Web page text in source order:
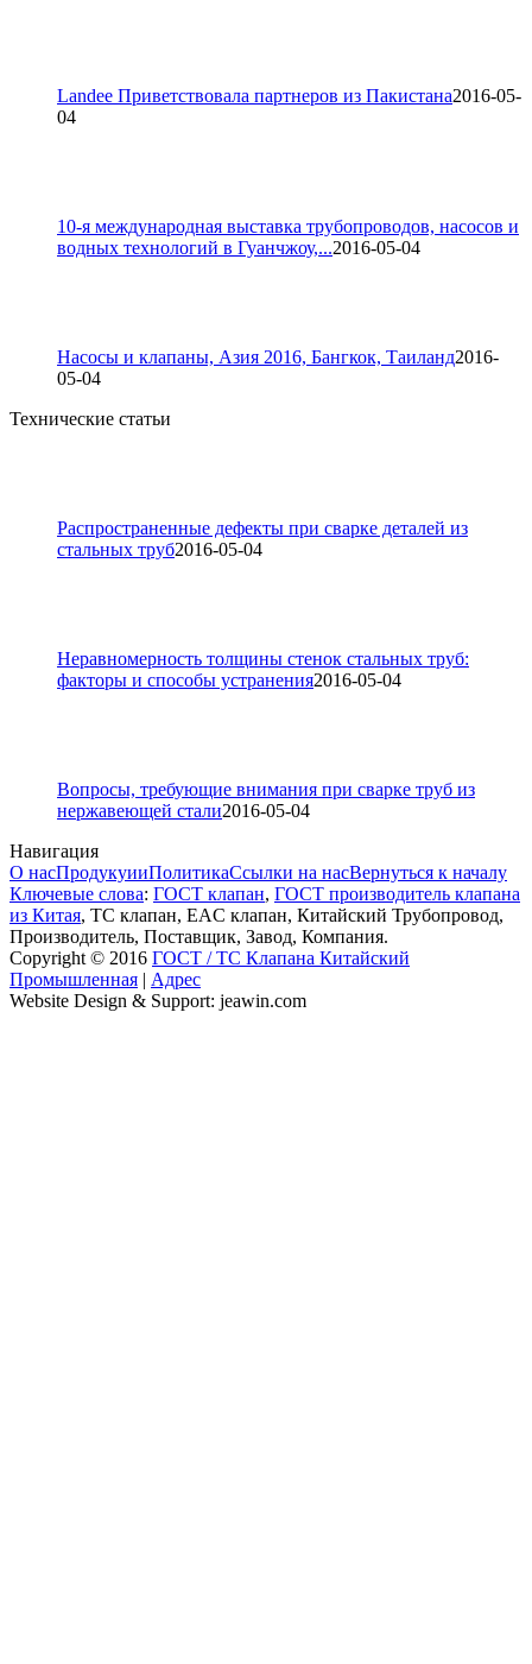
Landee Приветствовала партнеров из Пакистана2016-05-
04
10-я международная выставка трубопроводов, насосов и
водных технологий в Гуанчжоу,...2016-05-04
Насосы и клапаны, Азия 2016, Бангкок, Таиланд2016-
05-04
Технические статьи
Распространенные дефекты при сварке деталей из
стальных труб2016-05-04
Неравномерность толщины стенок стальных труб:
факторы и способы устранения2016-05-04
Вопросы, требующие внимания при сварке труб из
нержавеющей стали2016-05-04
Навигация
О насПродукуииПолитикаСсылки на насВернуться к началу
Ключевые слова: ГОСТ клапан, ГОСТ производитель клапана
из Китая, ТС клапан, EAC клапан, Китайский Трубопровод,
Производитель, Поставщик, Завод, Компания.
Copyright © 2016 ГОСТ / ТС Клапана Китайский
Промышленная | Адрес
Website Design & Support: jeawin.com